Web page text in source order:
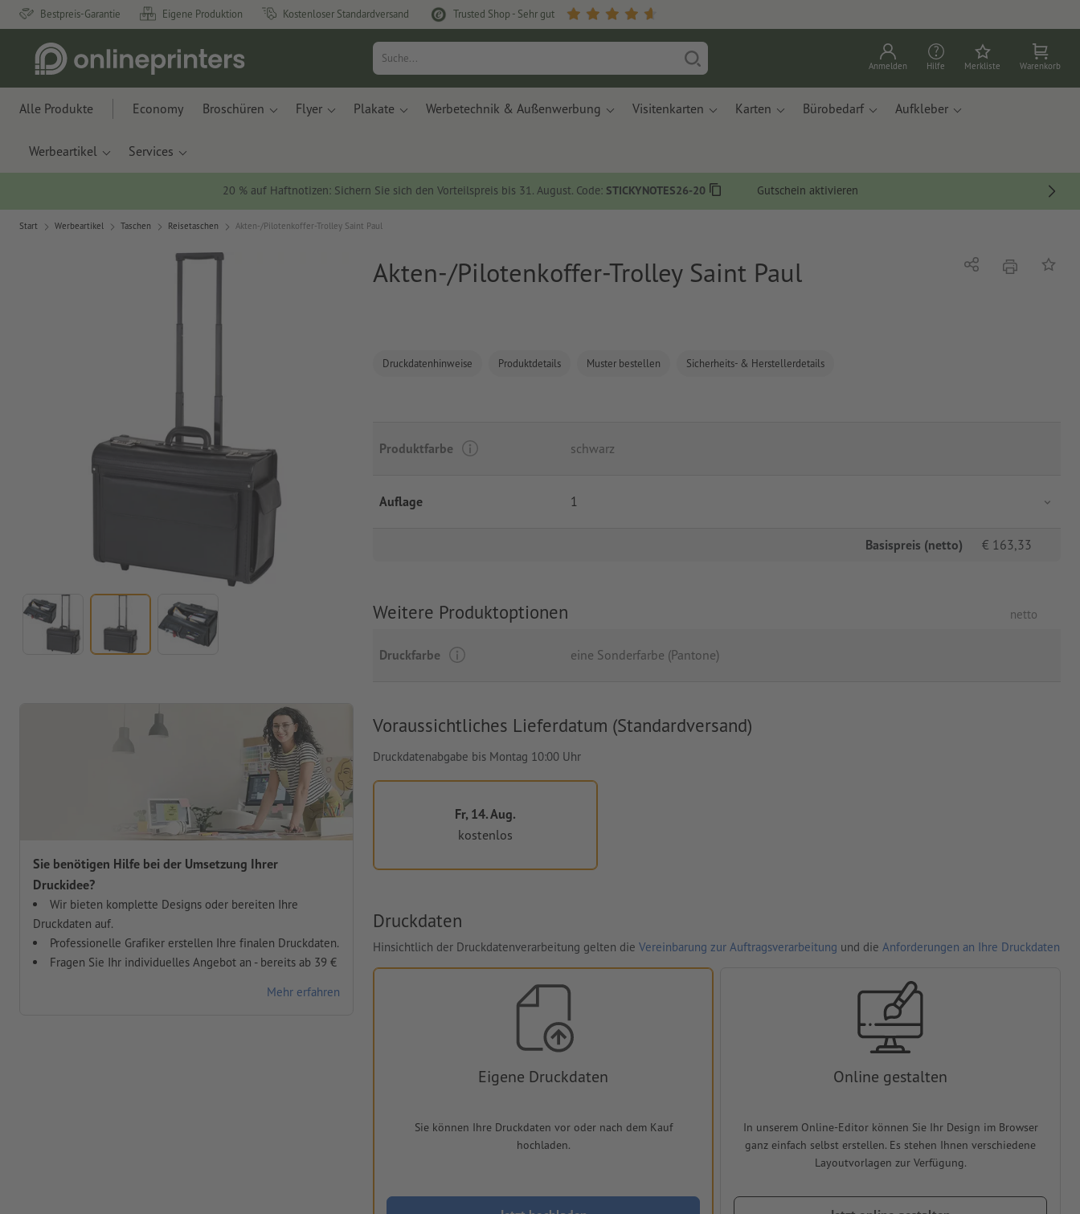
Bestpreis-Garantie Eigene Produktion Kostenloser Standardversand Trusted Shop - Sehr gut
Anmelden Hilfe Merkliste Warenkorb
Alle Produkte Economy Broschüren Flyer Plakate Werbetechnik & Außenwerbung Visitenkarten Karten Bürobedarf Aufkleber
Werbeartikel Services
20 % auf Haftnotizen: Sichern Sie sich den Vorteilspreis bis 31. August. Code: STICKYNOTES26-20 Gutschein aktivieren
Start Werbeartikel Taschen Reisetaschen Akten-/Pilotenkoffer-Trolley Saint Paul
Akten-/Pilotenkoffer-Trolley Saint Paul
Sie benötigen Hilfe bei der Umsetzung Ihrer
Druckidee?
Wir bieten komplette Designs oder bereiten Ihre
Druckdaten auf.
Professionelle Grafiker erstellen Ihre finalen Druckdaten.
Fragen Sie Ihr individuelles Angebot an - bereits ab 39 €
Mehr erfahren
Druckdatenhinweise Produktdetails Muster bestellen Sicherheits- & Herstellerdetails
Teilen DruckenAuf
Produktfarbe schwarz
Auflage 1
Basispreis (netto) € 163,33
Weitere Produktoptionen netto
Druckfarbe eine Sonderfarbe (Pantone)
Voraussichtliches Lieferdatum (Standardversand)
Druckdatenabgabe bis Montag 10:00 Uhr
Fr, 14. Aug.
kostenlos
Druckdaten
Hinsichtlich der Druckdatenverarbeitung gelten die Vereinbarung zur Auftragsverarbeitung und die Anforderungen an Ihre Druckdaten
Eigene Druckdaten
Sie können Ihre Druckdaten vor oder nach dem Kauf
hochladen.
Online gestalten
In unserem Online-Editor können Sie Ihr Design im Browser
ganz einfach selbst erstellen. Es stehen Ihnen verschiedene
Layoutvorlagen zur Verfügung.